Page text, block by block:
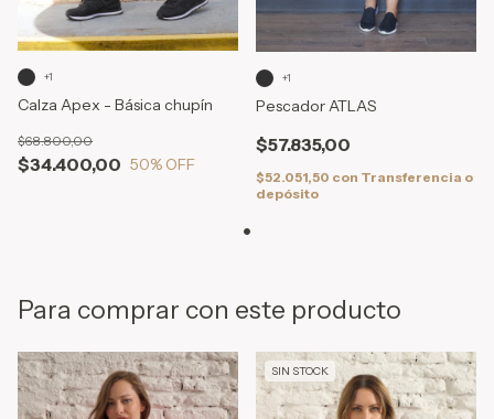
Calza Apex - Básica chupín
$34.400,00
$68.800,00
50% OFF
+1
Pescador ATLAS
$57.835,00
$52.051,50 con Transferencia o
depósito
+1
Para comprar con este producto
SIN STOCK